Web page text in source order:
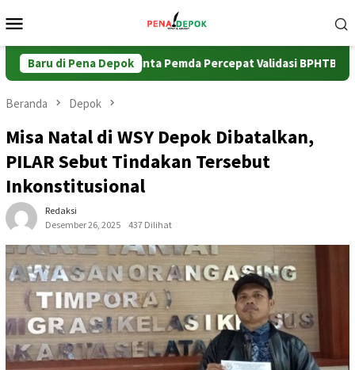
ke
Mobile
Baru di Pena Depok
ATR/BPN Minta Pemda Percepat Validasi BPHTB
Beranda Depok
Misa Natal di WSY Depok Dibatalkan,
PILAR Sebut Tindakan Tersebut
Inkonstitusional
Redaksi
Desember 26, 2025
437 Dilihat